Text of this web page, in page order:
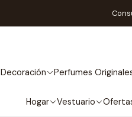
Decoración Perfumes
Hogar Vestuario